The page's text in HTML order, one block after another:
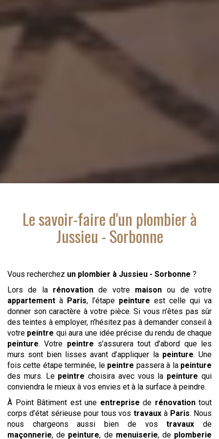
Le savoir-faire d'un plombierà
Jussieu - Sorbonne
Vous recherchez un plombier à Jussieu - Sorbonne ?
Lors de la rénovation de votre maison ou de votre
appartement à Paris, l’étape peinture est celle qui va
donner son caractère à votre pièce. Si vous n’êtes pas sûr
des teintes à employer, n’hésitez pas à demander conseil à
votre peintre qui aura une idée précise du rendu de chaque
peinture. Votre peintre s’assurera tout d’abord que les
murs sont bien lisses avant d’appliquer la peinture. Une
fois cette étape terminée, le peintre passera à la peinture
des murs. Le peintre choisira avec vous la peinture qui
conviendra le mieux à vos envies et à la surface à peindre.
À Point Bâtiment est une entreprise de rénovationtout
corps d’état sérieuse pour tous vostravaux à Paris. Nous
nous chargeons aussi bien de vostravaux de
maçonnerie, de peinture, de menuiserie, de plomberie